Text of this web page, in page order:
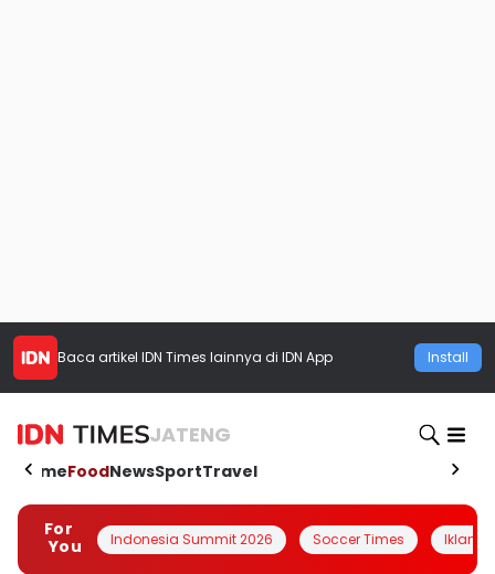
Baca artikel IDN Times lainnya di IDN App Install
JATENG
HomeFoodNewsSportTravel
For
You
Indonesia Summit 2026 Soccer Times Iklanin